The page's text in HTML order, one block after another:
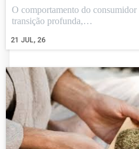
21 JUL, 26
O comportamento do consumidor
transição profunda,…